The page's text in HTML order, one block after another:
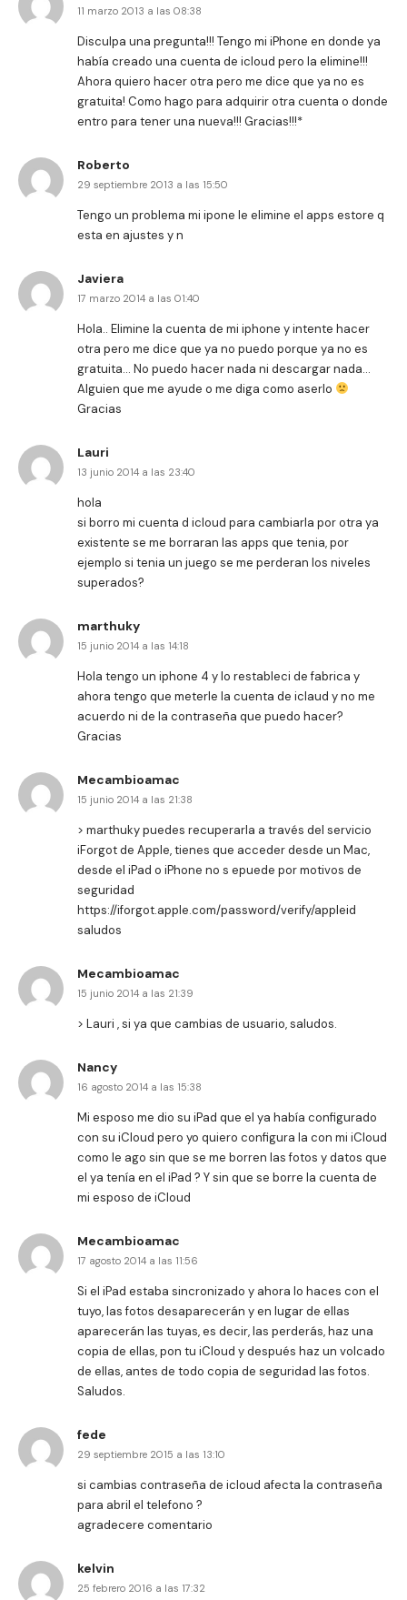
11 marzo 2013 a las 08:38
Disculpa una pregunta!!! Tengo mi iPhone en donde ya
había creado una cuenta de icloud pero la elimine!!!
Ahora quiero hacer otra pero me dice que ya no es
gratuita! Como hago para adquirir otra cuenta o donde
entro para tener una nueva!!! Gracias!!!*
Roberto
29 septiembre 2013 a las 15:50
Tengo un problema mi ipone le elimine el apps estore q
esta en ajustes y n
Javiera
17 marzo 2014 a las 01:40
Hola.. Elimine la cuenta de mi iphone y intente hacer
otra pero me dice que ya no puedo porque ya no es
gratuita… No puedo hacer nada ni descargar nada…
Alguien que me ayude o me diga como aserlo
Gracias
Lauri
13 junio 2014 a las 23:40
hola
si borro mi cuenta d icloud para cambiarla por otra ya
existente se me borraran las apps que tenia, por
ejemplo si tenia un juego se me perderan los niveles
superados?
marthuky
15 junio 2014 a las 14:18
Hola tengo un iphone 4 y lo restableci de fabrica y
ahora tengo que meterle la cuenta de iclaud y no me
acuerdo ni de la contraseña que puedo hacer?
Gracias
Mecambioamac
15 junio 2014 a las 21:38
> marthuky puedes recuperarla a través del servicio
iForgot de Apple, tienes que acceder desde un Mac,
desde el iPad o iPhone no s epuede por motivos de
seguridad
https://iforgot.apple.com/password/verify/appleid
saludos
Mecambioamac
15 junio 2014 a las 21:39
> Lauri , si ya que cambias de usuario, saludos.
Nancy
16 agosto 2014 a las 15:38
Mi esposo me dio su iPad que el ya había configurado
con su iCloud pero yo quiero configura la con mi iCloud
como le ago sin que se me borren las fotos y datos que
el ya tenía en el iPad ? Y sin que se borre la cuenta de
mi esposo de iCloud
Mecambioamac
17 agosto 2014 a las 11:56
Si el iPad estaba sincronizado y ahora lo haces con el
tuyo, las fotos desaparecerán y en lugar de ellas
aparecerán las tuyas, es decir, las perderás, haz una
copia de ellas, pon tu iCloud y después haz un volcado
de ellas, antes de todo copia de seguridad las fotos.
Saludos.
fede
29 septiembre 2015 a las 13:10
si cambias contraseña de icloud afecta la contraseña
para abril el telefono ?
agradecere comentario
kelvin
25 febrero 2016 a las 17:32